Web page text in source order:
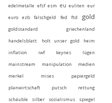
edelmetalle efsf esm eu euliten eur
euro
ezb falschgeld fed ftd gold
goldstandard
griechenland
handelsblatt
holt unser gold heim
inflation
iwf keynes
lügen
mainstream
manipulation
medien
merkel
mises
papiergeld
planwirtschaft
putsch
rettung
schäuble
silber sozialismus
spiegel